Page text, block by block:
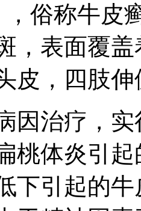
，俗称牛
，表面覆
皮，四肢
因治疗，
桃体炎引
下引起的